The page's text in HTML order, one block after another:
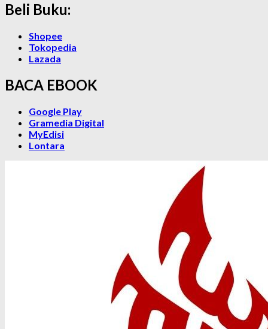
Beli Buku:
Shopee
Tokopedia
Lazada
BACA EBOOK
Google Play
Gramedia Digital
MyEdisi
Lontara